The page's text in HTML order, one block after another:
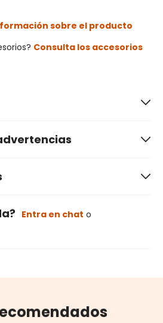
sobre el producto
Consulta los accesorios
Entra en chat o